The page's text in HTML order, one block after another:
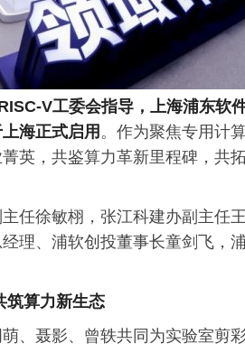
V工委会指导，上海浦东软
海正式启用 。作为聚焦专用计
英，共鉴算力革新里程碑，共
任徐敏栩，张江科建办副主任
理、浦软创投董事长童剑飞，
筑算力新生态
、聂影、曾轶共同为实验室剪